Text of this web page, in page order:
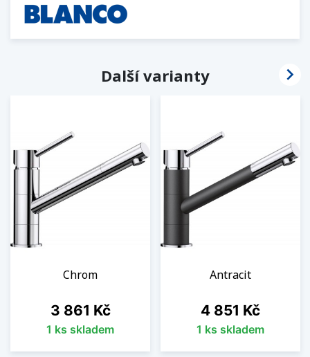
Další varianty
Chrom
Cena
3 861 Kč
1 ks skladem
Antracit
Cena
4 851 Kč
1 ks skladem
